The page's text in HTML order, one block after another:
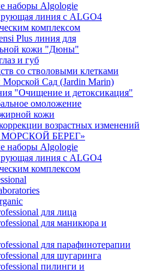
наборы Algologie
линия с ALGO4
комплексом
Plus линия для
кожи "Дюны"
и губ
со стволовыми клетками
Морской Сад (Jardin Marin)
"Очищение и детоксикация"
омоложение
кожи
возрастных изменений
МОРСКОЙ БЕРЕГ»
наборы Algologie
линия с ALGO4
комплексом
для лица
для маникюра и
для парафинотерапии
для шугаринга
пилинги и